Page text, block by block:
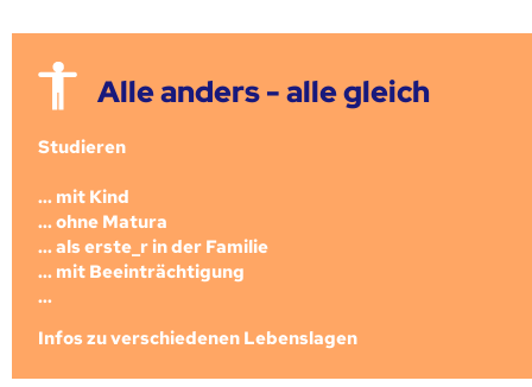
Alle anders - alle gleich
Studieren
... mit Kind
... ohne Matura
... als erste_r in der Familie
... mit Beeinträchtigung
...
Infos zu verschiedenen Lebenslagen